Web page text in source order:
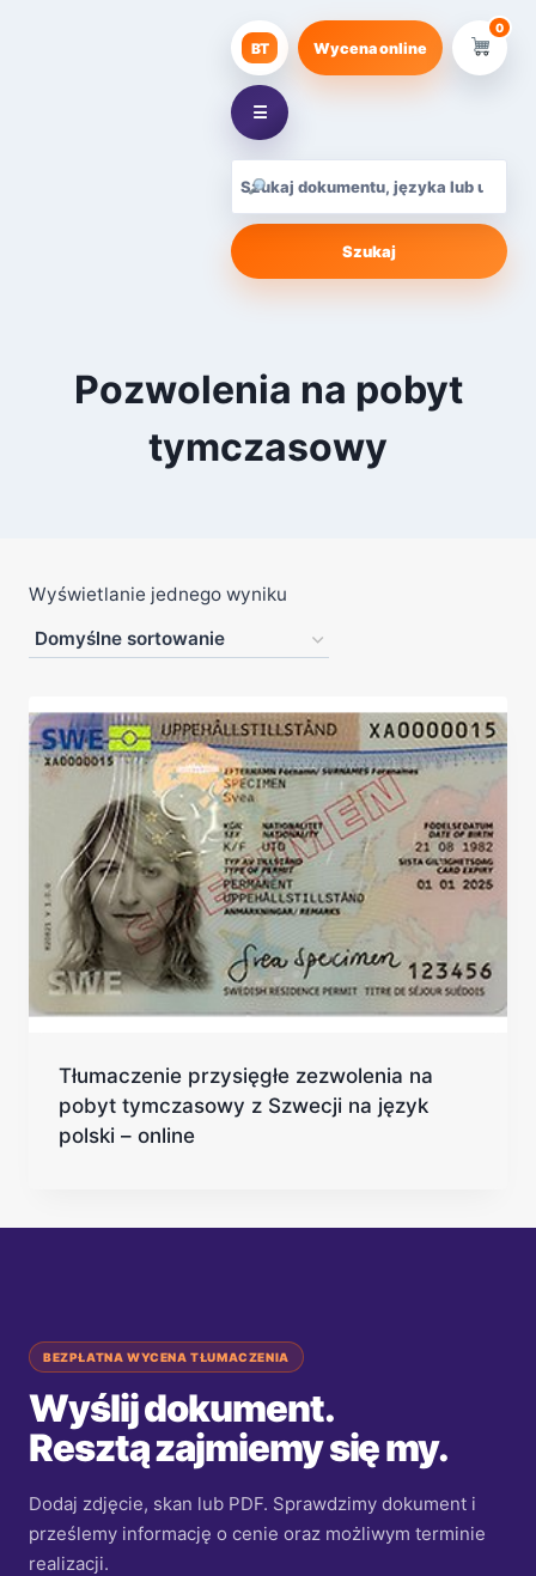
BT Wycena online
0
☰
Szukaj
Pozwolenia na pobyt
tymczasowy
Wyświetlanie jednego wyniku
Tłumaczenie przysięgłe zezwolenia na
pobyt tymczasowy z Szwecji na język
polski – online
BEZPŁATNA WYCENA TŁUMACZENIA
Wyślij dokument.
Resztą zajmiemy się my.
Dodaj zdjęcie, skan lub PDF. Sprawdzimy dokument i
prześlemy informację o cenie oraz możliwym terminie
realizacji.